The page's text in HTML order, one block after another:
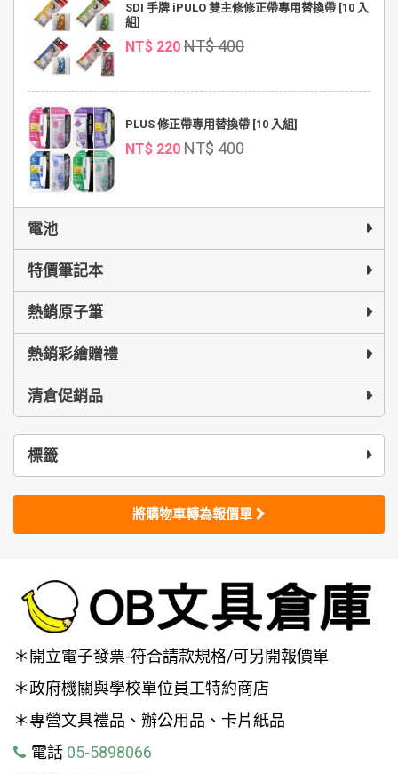
SDI 手牌 iPULO 雙主修修正帶專用替換帶 [10 入
組]
NT$ 220 NT$ 400
PLUS 修正帶專用替換帶 [10 入組]
NT$ 220 NT$ 400
電池
特價筆記本
熱銷原子筆
熱銷彩繪贈禮
清倉促銷品
標籤
將購物車轉為報價單
＊開立電子發票-符合請款規格/可另開報價單
＊政府機關與學校單位員工特約商店
＊專營文具禮品、辦公用品、卡片紙品
電話 05-5898066